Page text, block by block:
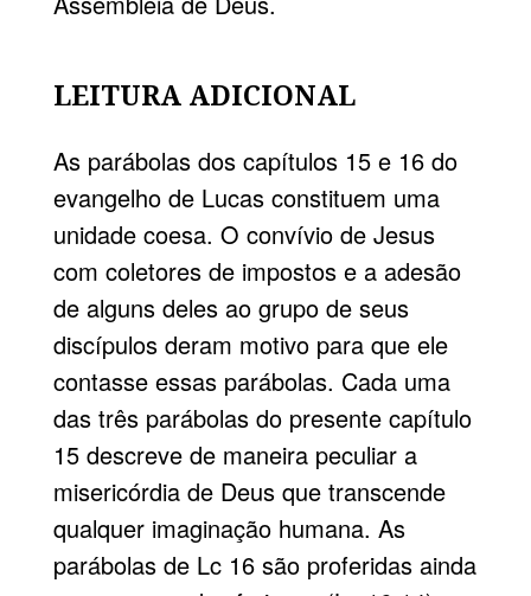
LEITURA ADICIONAL
As parábolas dos capítulos 15 e 16 do
evangelho de Lucas constituem uma
unidade coesa. O convívio de Jesus
com coletores de impostos e a adesão
de alguns deles ao grupo de seus
discípulos deram motivo para que ele
contasse essas parábolas. Cada uma
das três parábolas do presente capítulo
15 descreve de maneira peculiar a
misericórdia de Deus que transcende
qualquer imaginação humana. As
parábolas de Lc 16 são proferidas ainda